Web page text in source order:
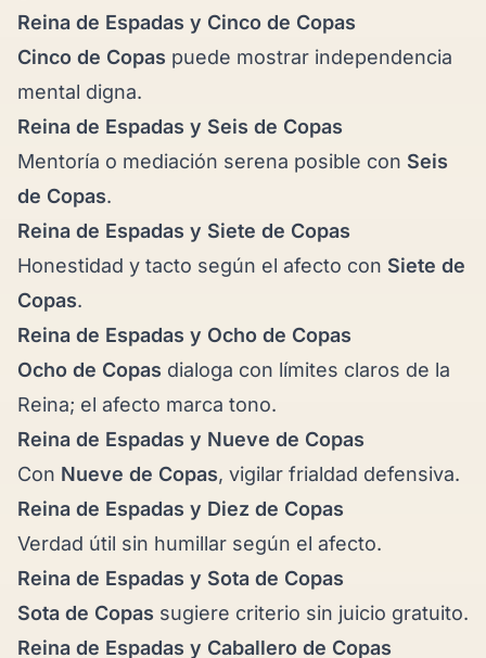
Reina de Espadas y Cinco de Copas
Cinco de Copas puede mostrar independencia
mental digna.
Reina de Espadas y Seis de Copas
Mentoría o mediación serena posible con Seis
de Copas.
Reina de Espadas y Siete de Copas
Honestidad y tacto según el afecto con Siete de
Copas.
Reina de Espadas y Ocho de Copas
Ocho de Copas dialoga con límites claros de la
Reina; el afecto marca tono.
Reina de Espadas y Nueve de Copas
Con Nueve de Copas, vigilar frialdad defensiva.
Reina de Espadas y Diez de Copas
Verdad útil sin humillar según el afecto.
Reina de Espadas y Sota de Copas
Sota de Copas sugiere criterio sin juicio gratuito.
Reina de Espadas y Caballero de Copas